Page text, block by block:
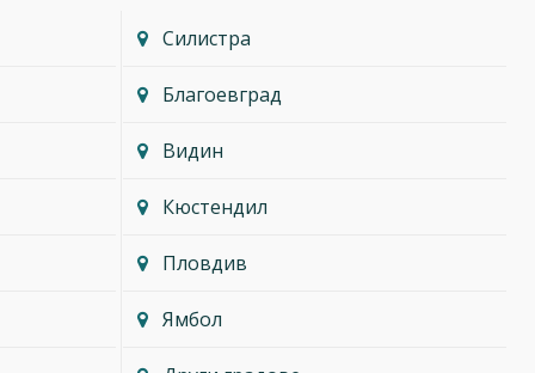
Силистра
Благоевград
Видин
Кюстендил
Пловдив
Ямбол